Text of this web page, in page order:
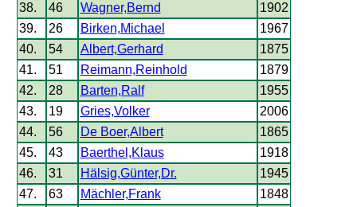
38.
46 Wagner,Bernd
1902
39.
26 Birken,Michael
1967
40.
54 Albert,Gerhard
1875
41.
51 Reimann,Reinhold
1879
42.
28 Barten,Ralf
1955
43.
19 Gries,Volker
2006
44.
56 De Boer,Albert
1865
45.
43 Baerthel,Klaus
1918
46.
31 Hälsig,Günter,Dr.
1945
47.
63 Mächler,Frank
1848